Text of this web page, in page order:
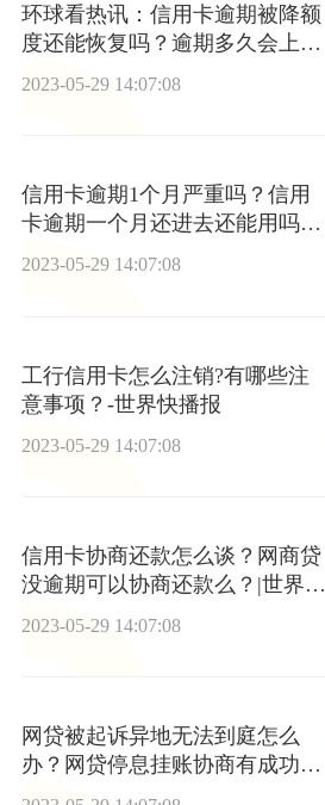
环球看热讯：信用卡逾期被降额
度还能恢复吗？逾期多久会上黑
2023-05-29 14:07:08
信用卡逾期1个月严重吗？信用
卡逾期一个月还进去还能用吗？
今日快看
2023-05-29 14:07:08
工行信用卡怎么注销?有哪些注
意事项？-世界快播报
2023-05-29 14:07:08
信用卡协商还款怎么谈？网商贷
没逾期可以协商还款么？|世界播
2023-05-29 14:07:08
网贷被起诉异地无法到庭怎么
办？网贷停息挂账协商有成功的
吗？